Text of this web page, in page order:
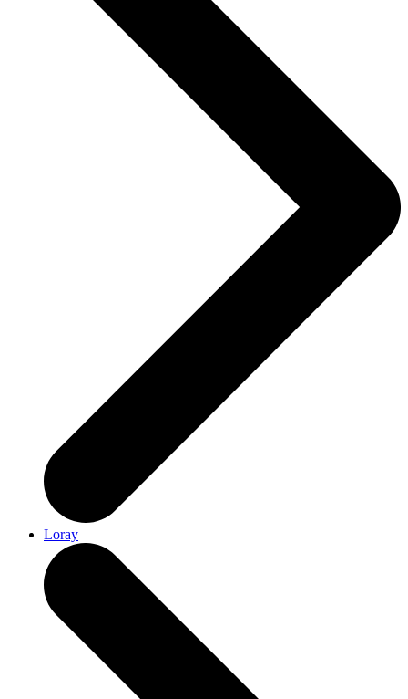
Loray